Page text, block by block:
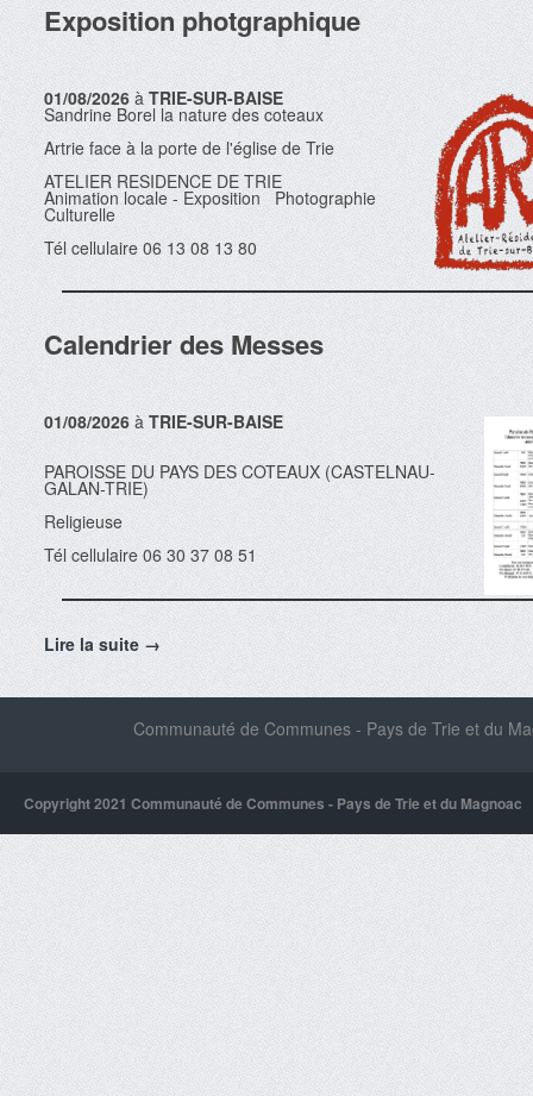
Exposition photgraphique
01/08/2026 àTRIE-SUR-BAISE
Sandrine Borel la nature des coteaux
Artrie face à la porte de l'église de Trie
ATELIER RESIDENCE DE TRIE
Animation locale - Exposition Photographie
Culturelle
Tél cellulaire 06 13 08 13 80
Calendrier des Messes
01/08/2026 àTRIE-SUR-BAISE
PAROISSE DU PAYS DES COTEAUX (CASTELNAU-
GALAN-TRIE)
Religieuse
Tél cellulaire 06 30 37 08 51
Lire la suite →
Communauté de Communes - Pays de Trie et du
Copyright 2021 Communauté de Communes - Pays de Trie et du Magnoac